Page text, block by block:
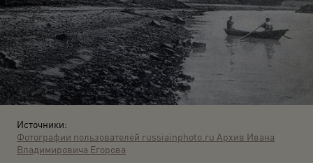
Источники:
Фотографии пользователей russiainphoto.ru Архив Ивана
Владимировича Егорова